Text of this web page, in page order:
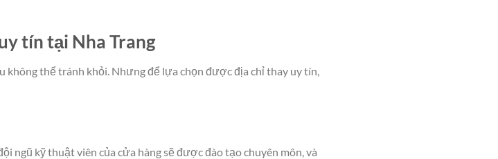
tín tại Nha Trang
không thể tránh khỏi. Nhưng để lựa chọn được địa chỉ thay uy tín,
ngũ kỹ thuật viên của cửa hàng sẽ được đào tạo chuyên môn, và